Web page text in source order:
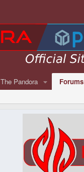
The Pandora Forums